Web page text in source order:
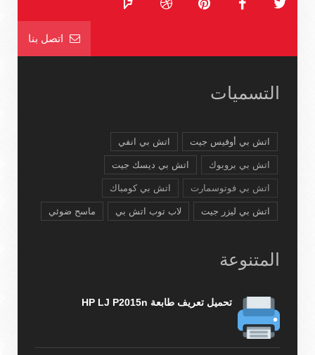
اتصل بنا
التسميات
اتش بي أوفيس جيت اتش بي انفي
اتش بي بروبوك اتش بي ديسك جيت
اتش بي فوتوسمارت اتش بي كومباك
اتش بي ليزر جيت لاب توب اتش بي ماسح ضوئي
المتنوعة
تحميل تعريف طابعة HP LJ P2015n